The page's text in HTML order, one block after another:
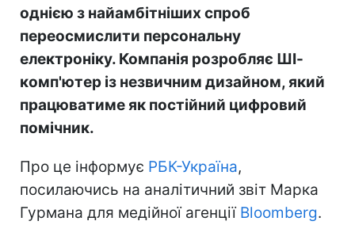
однією з найамбітніших спроб
переосмислити персональну
електроніку. Компанія розробляє ШІ-
комп'ютер із незвичним дизайном, який
працюватиме як постійний цифровий
помічник.
Про це інформує РБК-Україна,
посилаючись на аналітичний звіт Марка
Гурмана для медійної агенції Bloomberg.